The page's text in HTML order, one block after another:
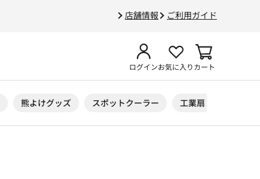
店舗情報 ご利用ガイド
ログインお気に入りカート
熊よけグッズ スポットクーラー 工業扇